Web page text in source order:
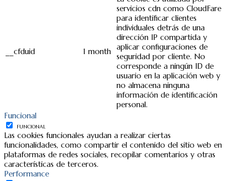
__cfduid 1 month
servicios cdn como CloudFare
para identificar clientes
individuales detrás de una
dirección IP compartida y
aplicar configuraciones de
seguridad por cliente. No
corresponde a ningún ID de
usuario en la aplicación web y
no almacena ninguna
información de identificación
personal.
Funcional
FUNCIONAL
Las cookies funcionales ayudan a realizar ciertas
funcionalidades, como compartir el contenido del sitio web en
plataformas de redes sociales, recopilar comentarios y otras
características de terceros.
Performance